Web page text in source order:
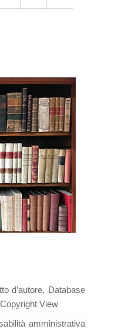
d’autore, Database
View
amministrativa